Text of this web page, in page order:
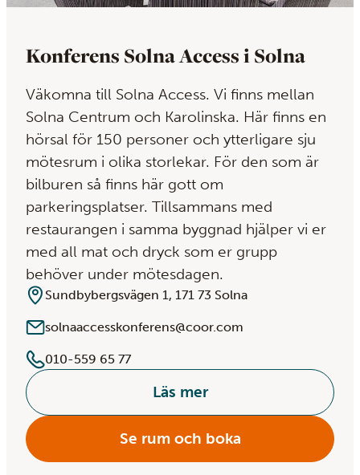
Konferens Solna Access i Solna
Väkomna till Solna Access. Vi finns mellan
Solna Centrum och Karolinska. Här finns en
hörsal för 150 personer och ytterligare sju
mötesrum i olika storlekar. För den som är
bilburen så finns här gott om
parkeringsplatser. Tillsammans med
restaurangen i samma byggnad hjälper vi er
med all mat och dryck som er grupp
behöver under mötesdagen.
Sundbybergsvägen 1, 171 73 Solna
solnaaccesskonferens@coor.com
010-559 65 77
Läs mer
Se rum och boka